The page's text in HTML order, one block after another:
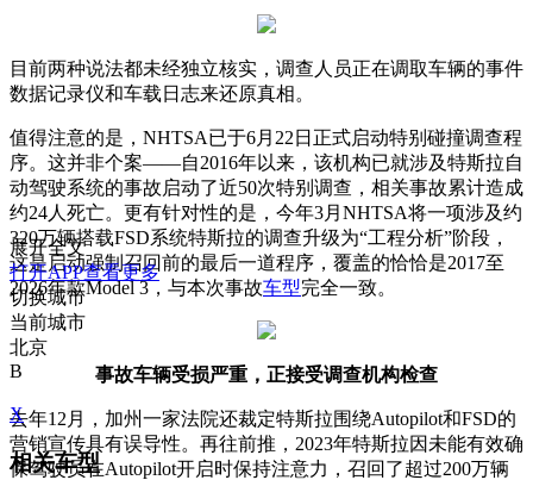
目前两种说法都未经独立核实，调查人员正在调取车辆的事件
数据记录仪和车载日志来还原真相。
值得注意的是，NHTSA已于6月22日正式启动特别碰撞调查程
序。这并非个案——自2016年以来，该机构已就涉及特斯拉自
动驾驶系统的事故启动了近50次特别调查，相关事故累计造成
约24人死亡。更有针对性的是，今年3月NHTSA将一项涉及约
320万辆搭载FSD系统特斯拉的调查升级为“工程分析”阶段，
这是启动强制召回前的最后一道程序，覆盖的恰恰是2017至
2026年款Model 3，与本次事故车型完全一致。
事故车辆受损严重，正接受调查机构检查
去年12月，加州一家法院还裁定特斯拉围绕Autopilot和FSD的
营销宣传具有误导性。再往前推，2023年特斯拉因未能有效确
保驾驶员在Autopilot开启时保持注意力，召回了超过200万辆
展开全文
打开APP查看更多
切换城市
当前城市
北京
B
X
相关车型